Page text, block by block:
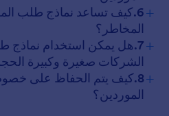
+
6.كيف تساعد نماذج طلب
المخاطر؟
+
7.هل يمكن استخدام نماذج
الشركات صغيرة وكبيرة
+
8.كيف يتم الحفاظ على
الموردين؟